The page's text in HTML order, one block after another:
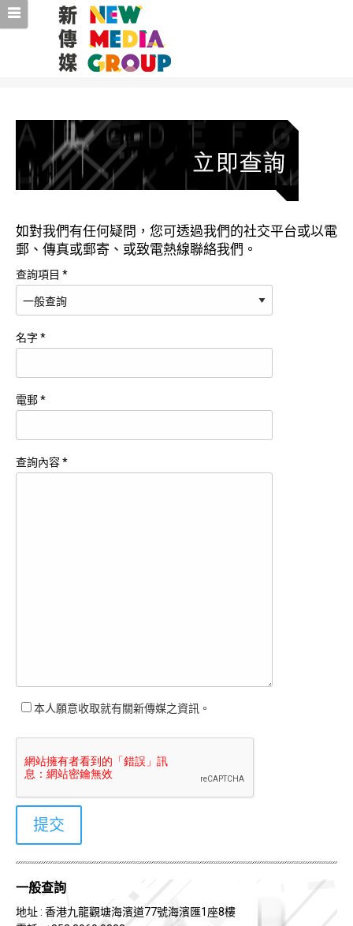
如對我們有任何疑問，您可透過我們的社交平台或以電
郵、傳真或郵寄、或致電熱線聯絡我們。
查詢項目 *
名字 *
電郵 *
查詢內容 *
本人願意收取就有關新傳媒之資訊。
一般查詢
地址 : 香港九龍觀塘海濱道77號海濱匯1座8樓